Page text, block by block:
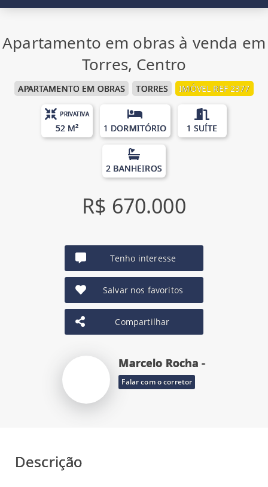
Apartamento em obras à venda em
Torres, Centro
APARTAMENTO EM OBRAS TORRES IMÓVEL REF 2377
PRIVATIVA
52 M² 1 DORMITÓRIO 1 SUÍTE
2 BANHEIROS
R$ 670.000
Tenho interesse
Salvar nos favoritos
Compartilhar
Marcelo Rocha -
Falar com o corretor
Descrição